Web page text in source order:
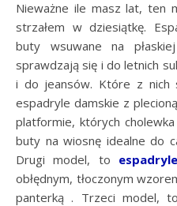
Nieważne ile masz lat, ten
strzałem w dziesiątkę.
buty wsuwane na
sprawdzają się i do letnich
i do jeansów. Które z nich
espadryle damskie z
platformie, których
buty na wiosnę idealne do
Drugi model, to espadryle
obłędnym, tłoczonym
panterką . Trzeci model,